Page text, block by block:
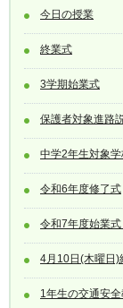
今日の授業
終業式
3学期始業式
保護者対象進路
中学2年生対象
令和6年度修了式
令和7年度始業
4月10日(木曜日)
1年生の交通安